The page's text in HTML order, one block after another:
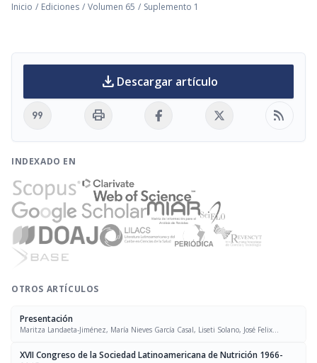
Inicio / Ediciones / Volumen 65 / Suplemento 1
download Descargar artículo
format_quote print rss_feed
INDEXADO EN
OTROS ARTÍCULOS
Presentación
Maritza Landaeta-Jiménez, María Nieves García Casal, Liseti Solano, José Felix
XVII Congreso de la Sociedad Latinoamericana de Nutrición 1966-